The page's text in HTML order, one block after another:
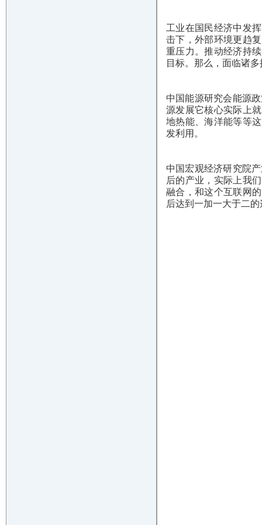
工业在国民经济中发
击下，外部环境更趋
重压力。推动经济持
目标。那么，面临诸
中国能源研究会能源
源发展它核心实际上
地热能、海洋能等等
发利用。
中国宏观经济研究院
后的产业，实际上我
融合，和这个互联网
后达到一加一大于二